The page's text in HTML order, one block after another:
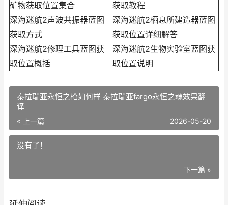
矿物获取位置集合
获取教程
深海迷航2声波共振器蓝图
获取方式
深海迷航2栖息所建造器蓝图
获取位置详细解答
深海迷航2修理工具蓝图获
取位置概括
深海迷航2生物实验室蓝图获
取位置说明
泰拉瑞亚永恒之枪如何样 泰拉瑞亚fargo永恒之魂效果翻
译
« 上一篇 2026-05-20
没有了！
下一篇 »